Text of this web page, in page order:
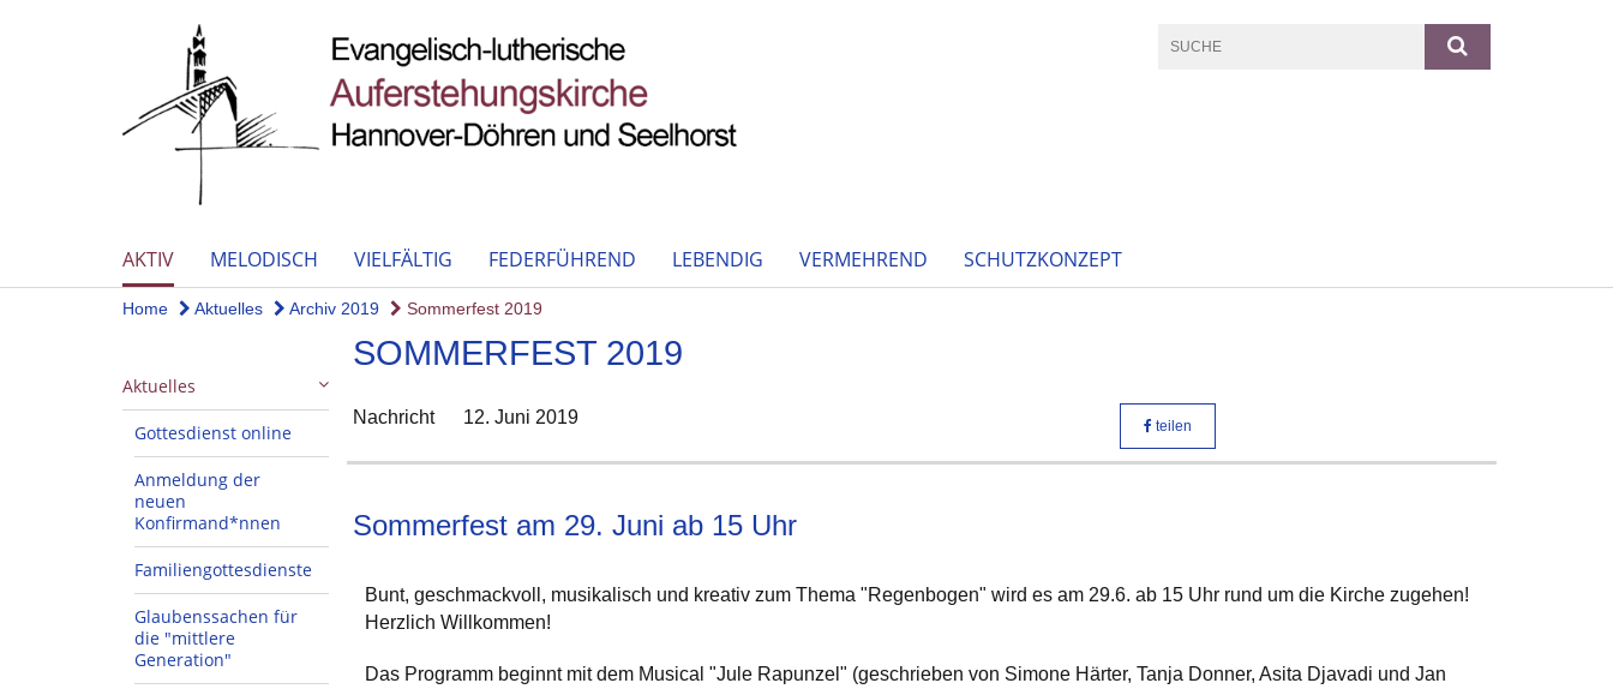
AKTIV MELODISCH VIELFÄLTIG FEDERFÜHREND LEBENDIG VERMEHREND SCHUTZKONZEPT
Home Aktuelles Archiv 2019 Sommerfest 2019
Aktuelles
Gottesdienst online
Anmeldung der
neuen
Konfirmand*nnen
Familiengottesdienste
Glaubenssachen für
die "mittlere
Generation"
SOMMERFEST 2019
Nachricht 12. Juni 2019 teilen
Sommerfest am 29. Juni ab 15 Uhr
Bunt, geschmackvoll, musikalisch und kreativ zum Thema "Regenbogen" wird es am 29.6. ab 15 Uhr rund um die Kirche zugehen!
Herzlich Willkommen!
Das Programm beginnt mit dem Musical "Jule Rapunzel" (geschrieben von Simone Härter, Tanja Donner, Asita Djavadi und Jan